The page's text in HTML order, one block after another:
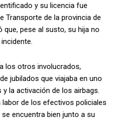
y su licencia fue
Transporte de la provincia de
pese al susto, su hija no
los otros involucrados,
jubilados que viajaba en uno
la activación de los airbags.
de los efectivos policiales
encuentra bien junto a su